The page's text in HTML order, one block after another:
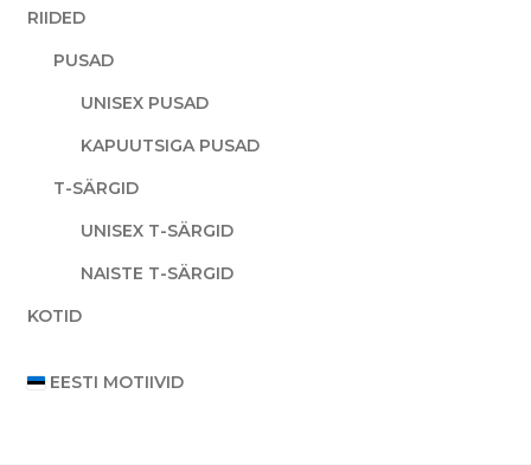
RIIDED
PUSAD
UNISEX PUSAD
KAPUUTSIGA PUSAD
T-SÄRGID
UNISEX T-SÄRGID
NAISTE T-SÄRGID
KOTID
EESTI MOTIIVID